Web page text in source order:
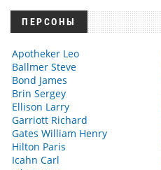
ПЕРСОНЫ
Apotheker Leo
Ballmer Steve
Bond James
Brin Sergey
Ellison Larry
Garriott Richard
Gates William Henry
Hilton Paris
Icahn Carl